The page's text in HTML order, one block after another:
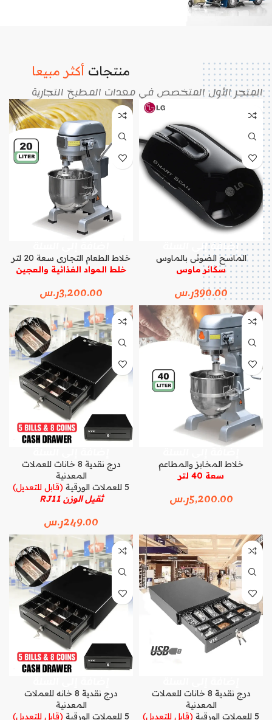
شحن مجانى
للطلبات اكثر
منتجات أكثر مبيعا
المتجر الأول المتخصص في معدات المطبخ التجارية
إضافة إلى السلة
الماسح الضوئى بالماوس
سكانر ماوس
390.00ر.س
خلاط الطعام التجارى سعة 20 لتر
خلط المواد الغذائية والعجين
3,200.00ر.س
خلاط المخابز والمطاعم
سعة 40 لتر
5,200.00ر.س
درج نقدية 8 خانات للعملات
المعدنية
5 للعملات الورقية
(قابل للتعديل)
ثقيل الوزن RJ11
249.00ر.س
درج نقدية 8 خانات للعملات
المعدنية
5 للعملات الورقية
(قابل للتعديل)
درج نقدية 8 خانه للعملات
المعدنية
5 للعملات الورقية
(قابل للتعديل)